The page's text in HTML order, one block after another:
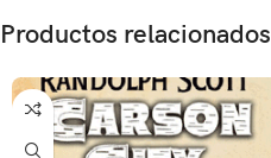
Productos relacionados